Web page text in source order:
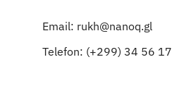
Email: rukh@nanoq.gl
Telefon: (+299) 34 56 17